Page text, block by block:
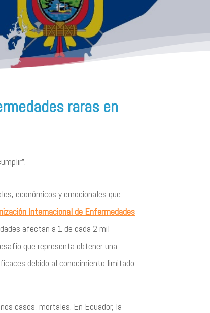
raras en
económicos y emocionales que
Internacional de Enfermedades
afectan a 1 de cada 2 mil
que representa obtener una
debido al conocimiento limitado
casos, mortales. En Ecuador, la